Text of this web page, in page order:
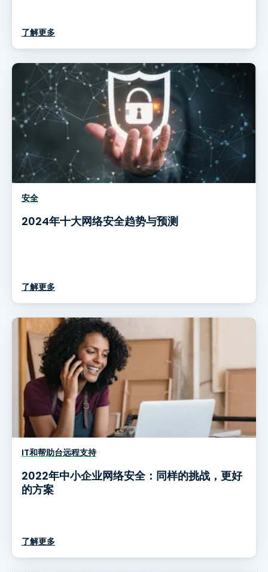
了解更多
安全
2024年十大网络安全趋势与预测
了解更多
IT和帮助台远程支持
2022年中小企业网络安全：同样的挑战，更好
的方案
了解更多